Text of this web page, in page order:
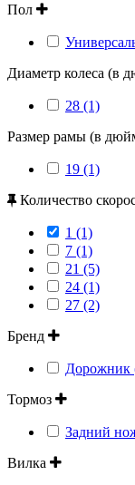
Пол
Диаметр колеса (в
28 (1)
Размер рамы (в
19 (1)
Количество
1 (1)
7 (1)
21 (5)
24 (1)
27 (2)
Бренд
Дорожник
Тормоз
Задний
Вилка